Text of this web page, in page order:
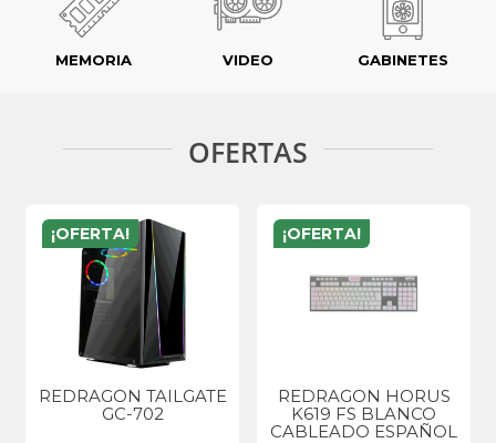
MEMORIA VIDEO GABINETES
OFERTAS
¡OFERTA!
REDRAGON TAILGATE
GC-702
¡OFERTA!
REDRAGON HORUS
K619 FS BLANCO
CABLEADO ESPAÑOL